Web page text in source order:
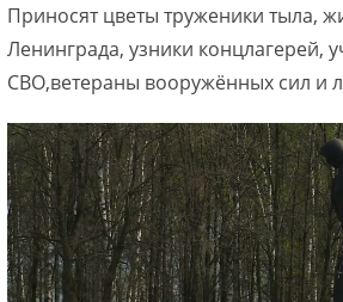
Приносят цветы труженики тыла,
Ленинграда, узники концлагерей,
СВО,ветераны вооружённых сил и